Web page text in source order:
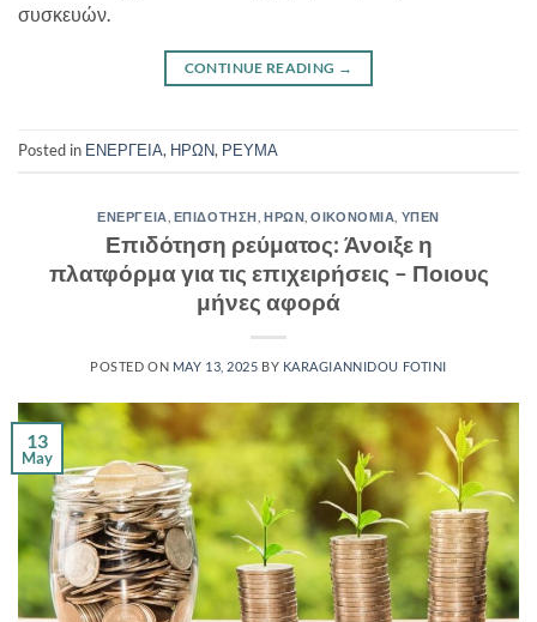
συσκευών.
CONTINUE READING →
Posted in ΕΝΕΡΓΕΙΑ, ΗΡΩΝ, ΡΕΥΜΑ
ΕΝΕΡΓΕΙΑ ΕΠΙΔΟΤΗΣΗ ΗΡΩΝ ,ΟΙΚΟΝΟΜΙΑ ΥΠΕΝ
Επιδότηση ρεύματος: Άνοιξε η
πλατφόρμα για τις επιχειρήσεις – Ποιους
μήνες αφορά
POSTED ON MAY 13, 2025 BY KARAGIANNIDOU FOTINI
13
May